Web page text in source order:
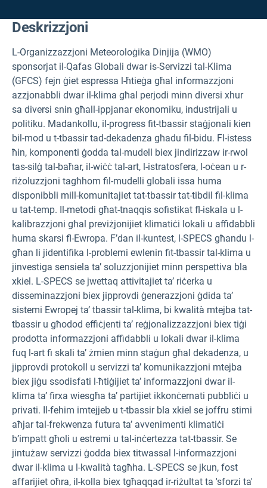
Deskrizzjoni
L-Organizzazzjoni Meteoroloġika Dinjija (WMO)
sponsorjat il-Qafas Globali dwar is-Servizzi tal-Klima
(GFCS) fejn ġiet espressa l-ħtieġa għal informazzjoni
azzjonabbli dwar il-klima għal perjodi minn diversi xhur
sa diversi snin għall-ippjanar ekonomiku, industrijali u
politiku. Madankollu, il-progress fit-tbassir staġjonali kien
bil-mod u t-tbassir tad-dekadenza għadu fil-bidu. Fl-istess
ħin, komponenti ġodda tal-mudell biex jindirizzaw ir-rwol
tas-silġ tal-baħar, il-wiċċ tal-art, l-istratosfera, l-oċean u r-
riżoluzzjoni tagħhom fil-mudelli globali issa huma
disponibbli mill-komunitajiet tat-tbassir tat-tibdil fil-klima
u tat-temp. Il-metodi għat-tnaqqis sofistikat fl-iskala u l-
kalibrazzjoni għal previżjonijiet klimatiċi lokali u affidabbli
huma skarsi fl-Ewropa. F’dan il-kuntest, l-SPECS għandu l-
għan li jidentifika l-problemi ewlenin fit-tbassir tal-klima u
jinvestiga sensiela ta’ soluzzjonijiet minn perspettiva bla
xkiel. L-SPECS se jwettaq attivitajiet ta’ riċerka u
disseminazzjoni biex jipprovdi ġenerazzjoni ġdida ta’
sistemi Ewropej ta’ tbassir tal-klima, bi kwalità mtejba tat-
tbassir u għodod effiċjenti ta’ reġjonalizzazzjoni biex tiġi
prodotta informazzjoni affidabbli u lokali dwar il-klima
fuq l-art fi skali ta’ żmien minn staġun għal dekadenza, u
jipprovdi protokoll u servizzi ta’ komunikazzjoni mtejba
biex jiġu ssodisfati l-ħtiġijiet ta’ informazzjoni dwar il-
klima ta’ firxa wiesgħa ta’ partijiet ikkonċernati pubbliċi u
privati. Il-fehim imtejjeb u t-tbassir bla xkiel se joffru stimi
aħjar tal-frekwenza futura ta’ avvenimenti klimatiċi
b’impatt għoli u estremi u tal-inċertezza tat-tbassir. Se
jintużaw servizzi ġodda biex titwassal l-informazzjoni
dwar il-klima u l-kwalità tagħha. L-SPECS se jkun, fost
affarijiet oħra, il-kolla biex tgħaqqad ir-riżultat ta 'sforzi ta'